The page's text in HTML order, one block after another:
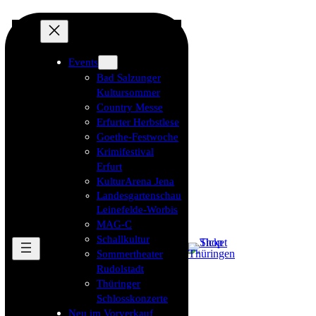
Events
Bad Salzunger
Kultursommer
Country Messe
Erfurter Herbstlese
Goethe-Festwoche
Krimifestival
Erfurt
KulturArena Jena
Landesgartenschau
Leinefelde-Worbis
MAG-C
Schallkultur
Sommertheater
Rudolstadt
Thüringer
Schlosskonzerte
Neu im Vorverkauf